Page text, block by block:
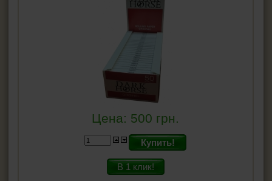
Цена: 500 грн.
Купить!
В 1 клик!